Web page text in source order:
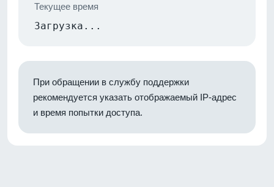
Текущее время
Загрузка...
При обращении в службу поддержки
рекомендуется указать отображаемый IP-адрес
и время попытки доступа.